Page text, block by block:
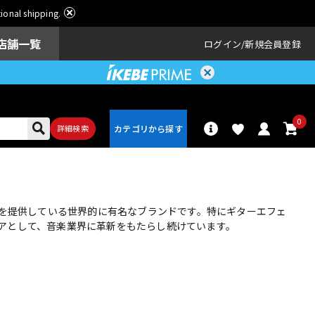
shipping.
舗一覧 ログイン 新規会員登録
詳細検索
0
ン
供している世界的に有名なブランドです。特にギターエフェ
して、音楽業界に革新をもたらし続けています。